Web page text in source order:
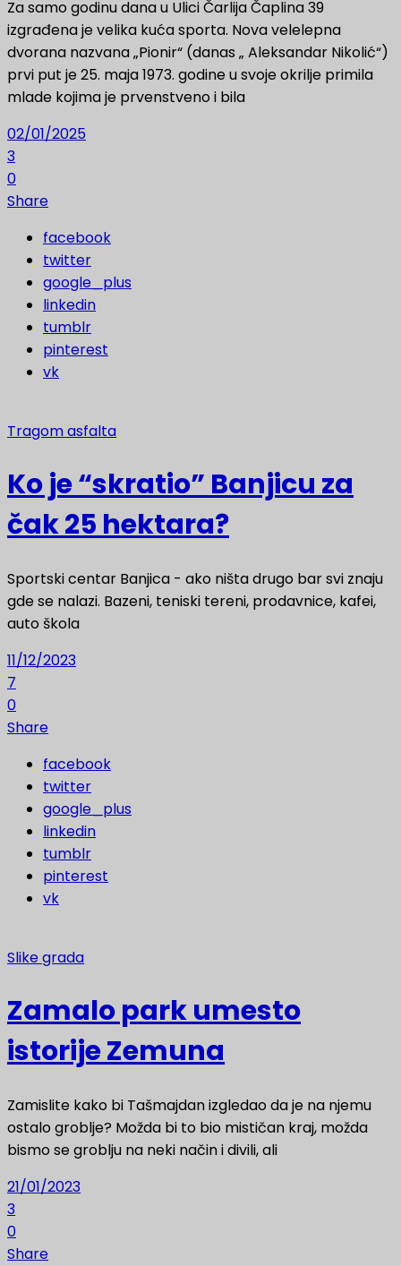
Za samo godinu dana u Ulici Čarlija Čaplina 39
izgrađena je velika kuća sporta. Nova velelepna
dvorana nazvana „Pionir“ (danas „ Aleksandar Nikolić“)
prvi put je 25. maja 1973. godine u svoje okrilje primila
mlade kojima je prvenstveno i bila
02/01/2025
3
0
Share
facebook
twitter
google_plus
linkedin
tumblr
pinterest
vk
Tragom asfalta
Ko je “skratio” Banjicu za
čak 25 hektara?
Sportski centar Banjica - ako ništa drugo bar svi znaju
gde se nalazi. Bazeni, teniski tereni, prodavnice, kafei,
auto škola
11/12/2023
7
0
Share
facebook
twitter
google_plus
linkedin
tumblr
pinterest
vk
Slike grada
Zamalo park umesto
istorije Zemuna
Zamislite kako bi Tašmajdan izgledao da je na njemu
ostalo groblje? Možda bi to bio mističan kraj, možda
bismo se groblju na neki način i divili, ali
21/01/2023
3
0
Share